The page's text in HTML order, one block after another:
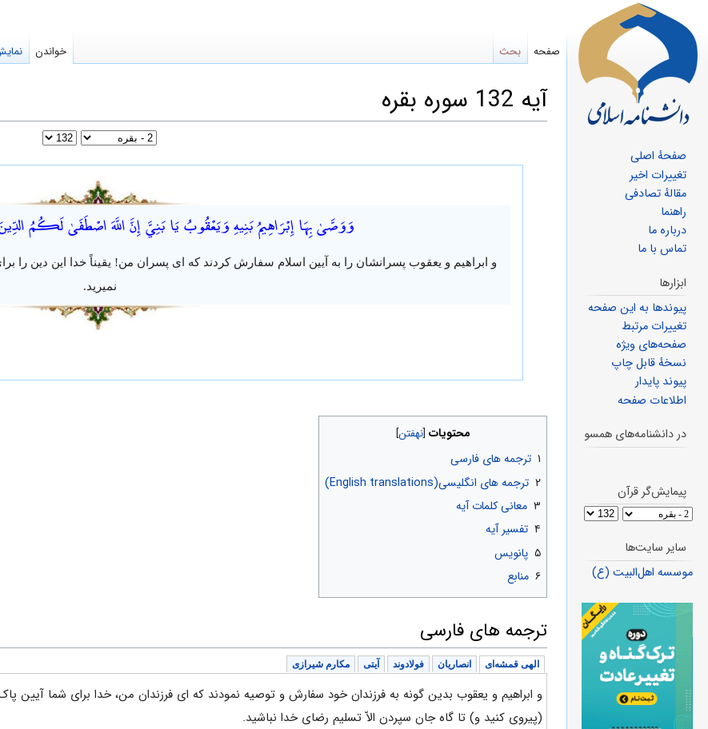
آیه 132 سوره بقره
وَوَصَّىٰ بِهَا إِبْرَاهِيمُ بَنِيهِ وَيَعْقُوبُ يَا بَنِيَّ إِنَّ اللَّهَ اصْطَفَىٰ لَكُمُ
و ابراهیم و یعقوب پسرانشان را به آیین اسلام سفارش کردند که ای پسران من! یقیناً خدا این دین را
نمیرید.
محتویات
۱ ترجمه های فارسی
۲ ترجمه های انگلیسی(English translations)
۳ معانی کلمات آیه
۴ تفسیر آیه
۵ پانویس
۶ منابع
ترجمه های فارسی
الهی قمشه‌ای انصاریان فولادوند آیتی مکارم شیرازی
و ابراهیم و یعقوب بدین گونه به فرزندان خود سفارش و توصیه نمودند که ای فرزندان من، خدا برای شما آیین
(پیروی کنید و) تا گاه جان سپردن الاّ تسلیم رضای خدا نباشید.
صفحه بحث خواندن
صفحهٔ اصلی
تغییرات اخیر
مقالهٔ تصادفی
راهنما
درباره ما
تماس با ما
ابزارها
پیوندها به این صفحه
تغییرات مرتبط
صفحه‌های ویژه
نسخهٔ قابل چاپ
پیوند پایدار
اطلاعات صفحه
در دانشنامه‌های همسو
پیمایش‌گر قرآن
سایر سایت‌ها
موسسه اهل‌البیت (ع)